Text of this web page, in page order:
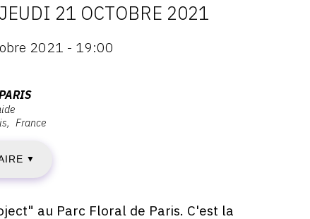
JEUDI 21 OCTOBRE 2021
2021 - 19:00
France
▼
au Parc Floral de Paris. C'est la